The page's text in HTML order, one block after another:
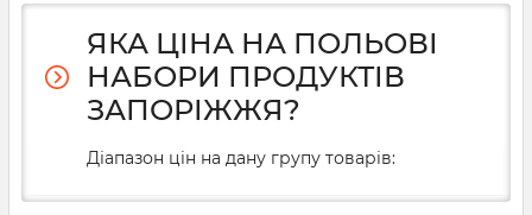
ЯКА ЦІНА НА ПОЛЬОВІ
НАБОРИ ПРОДУКТІВ
ЗАПОРІЖЖЯ?
Діапазон цін на дану групу товарів: